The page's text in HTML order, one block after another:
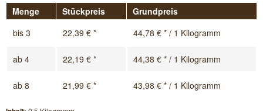
Menge Stückpreis
Grundpreis
bis 3 22,39 € * 44,78 € * / 1 Kilogramm
ab 4 22,19 € * 44,38 € * / 1 Kilogramm
ab 8 21,99 € * 43,98 € * / 1 Kilogramm